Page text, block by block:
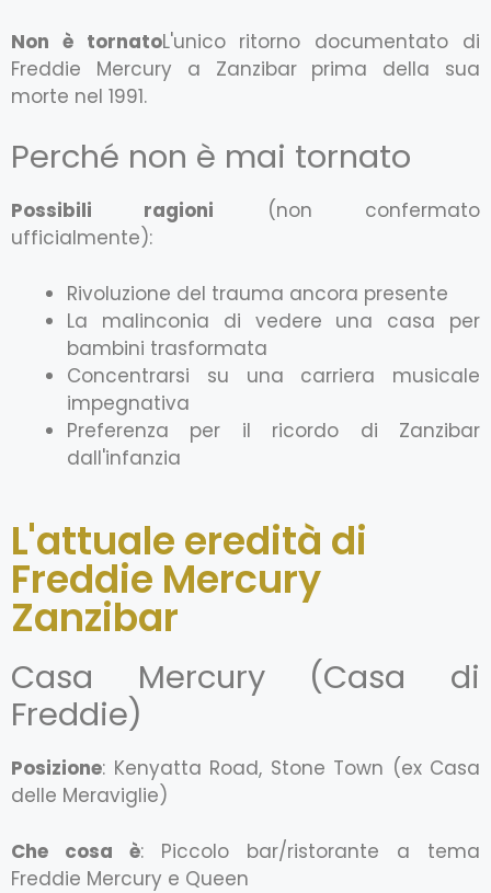
Non è tornatoL'unico ritorno documentato di
Freddie Mercury a Zanzibar prima della sua
morte nel 1991.
Perché non è mai tornato
Possibili ragioni (non confermato
ufficialmente):
Rivoluzione del trauma ancora presente
La malinconia di vedere una casa per
bambini trasformata
Concentrarsi su una carriera musicale
impegnativa
Preferenza per il ricordo di Zanzibar
dall'infanzia
L'attuale eredità di
Freddie Mercury
Zanzibar
Casa Mercury (Casa di
Freddie)
Posizione: Kenyatta Road, Stone Town (ex Casa
delle Meraviglie)
Che cosa è: Piccolo bar/ristorante a tema
Freddie Mercury e Queen